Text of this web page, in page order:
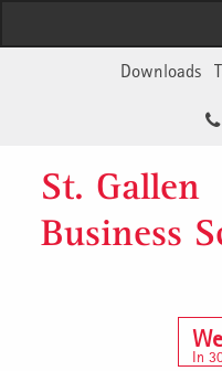
Downloads
St. Gallen
Business
In